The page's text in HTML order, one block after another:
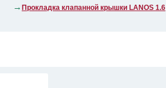
Прокладка клапанной крышки LANOS 1.6